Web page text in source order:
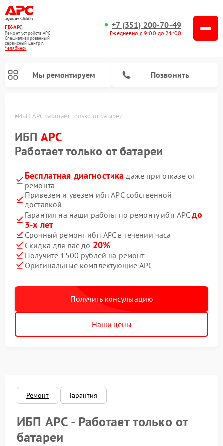
FIX-APC
Ремонт устройств APC
Специализированный
cервисный центр г.
Челябинск
+7 (351) 200-70-49
Ежедневно с 9:00 до 21:00
Мы ремонтируем Позвонить
ИБП APC работает только от батареи
ИБП APC
Работает только от батареи
Бесплатная диагностика даже при отказе от
ремонта
Привезем и увезем ибп APC собственной
доставкой
Гарантия на наши работы по ремонту ибп APCдо
3-х лет
Срочный ремонт ибп APC в течении часа
Скидка для вас до 20%
Получите 1500 рублей на ремонт
Оригинальные комплектующие APC
Получить консультацию
Наши цены
Ремонт Гарантия
ИБП APC - Работает только от
батареи